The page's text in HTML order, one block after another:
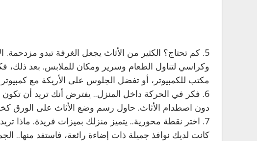
5. كم تحتاج؟ الكثير من الأثاث يجعل الغرفة تبدو
وكراسي لتناول الطعام وسرير ومكان للملابس. بعد ذلك،
مكتب للكمبيوتر، أو تفضل الجلوس على الأريكة مع
6. فكر في الحركة داخل المنزل.. يفترض أنك تريد أن
دون اصطدام الأثاث. حاول رسم وضع الأثاث على الورق
7. اختر نقطة محورية.. يتميز منزلك بميزات فريدة. ماذا
كانت لديك نوافذ جميلة ذات إضاءة رائعة، فاستفد